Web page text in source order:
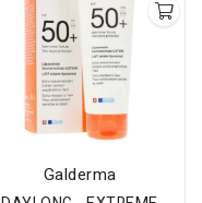
Galderma